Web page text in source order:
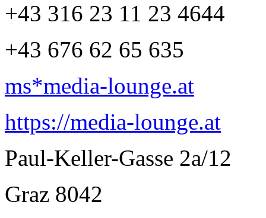
+43 316 23 11 23 4644
+43 676 62 65 635
ms*media-lounge.at
https://media-lounge.at
Paul-Keller-Gasse 2a/12
Graz 8042